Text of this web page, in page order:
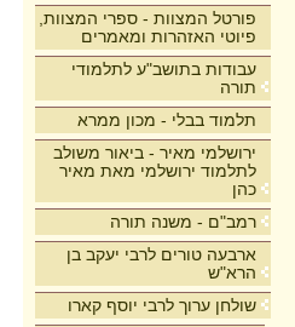
פורטל המצוות - ספרי המצוות,
פיוטי האזהרות ומאמרים
עבודות בתושב"ע לתלמודי
תורה
תלמוד בבלי - מכון ממרא
ירושלמי מאיר - ביאור משולב
לתלמוד ירושלמי מאת מאיר
כהן
רמב"ם - משנה תורה
ארבעה טורים לרבי יעקב בן
הרא"ש
שולחן ערוך לרבי יוסף קארו